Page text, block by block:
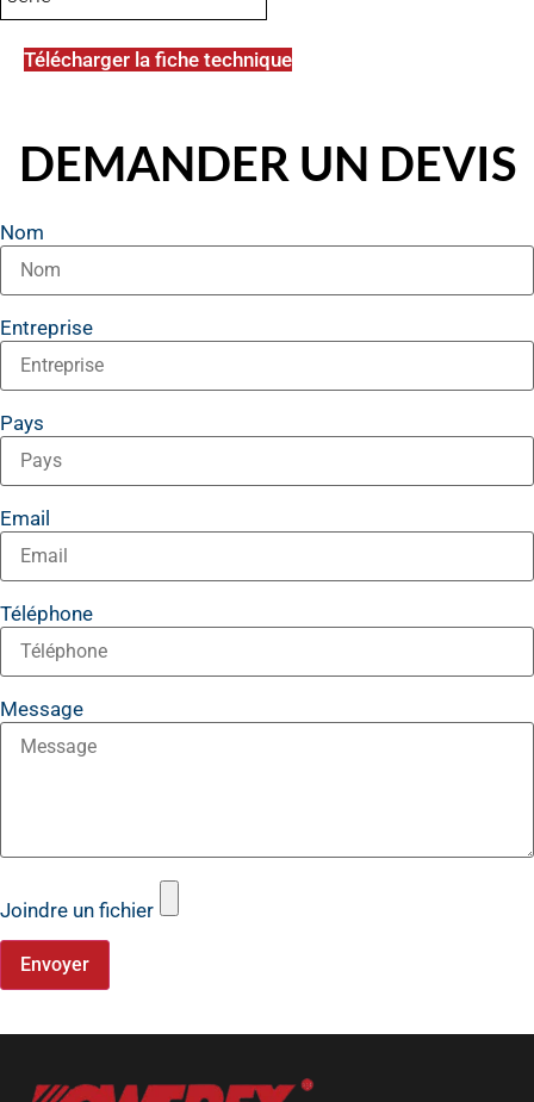
Télécharger la fiche technique
DEMANDER UN DEVIS
Nom
Entreprise
Pays
Email
Téléphone
Message
Joindre un fichier
Envoyer